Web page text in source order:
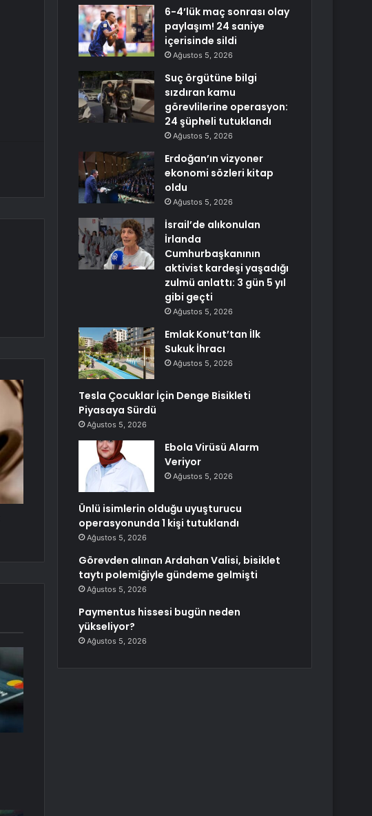
6-4’lük maç sonrası olay
paylaşım! 24 saniye
içerisinde sildi
Ağustos 5, 2026
Suç örgütüne bilgi
sızdıran kamu
görevlilerine operasyon:
24 şüpheli tutuklandı
Ağustos 5, 2026
Erdoğan’ın vizyoner
ekonomi sözleri kitap
oldu
Ağustos 5, 2026
İsrail’de alıkonulan
İrlanda
Cumhurbaşkanının
aktivist kardeşi yaşadığı
zulmü anlattı: 3 gün 5 yıl
gibi geçti
Ağustos 5, 2026
Emlak Konut’tan İlk
Sukuk İhracı
Ağustos 5, 2026
Tesla Çocuklar İçin Denge Bisikleti
Piyasaya Sürdü
Ağustos 5, 2026
Ebola Virüsü Alarm
Veriyor
Ağustos 5, 2026
Ünlü isimlerin olduğu uyuşturucu
operasyonunda 1 kişi tutuklandı
Ağustos 5, 2026
Görevden alınan Ardahan Valisi, bisiklet
taytı polemiğiyle gündeme gelmişti
Ağustos 5, 2026
Paymentus hissesi bugün neden
yükseliyor?
Ağustos 5, 2026